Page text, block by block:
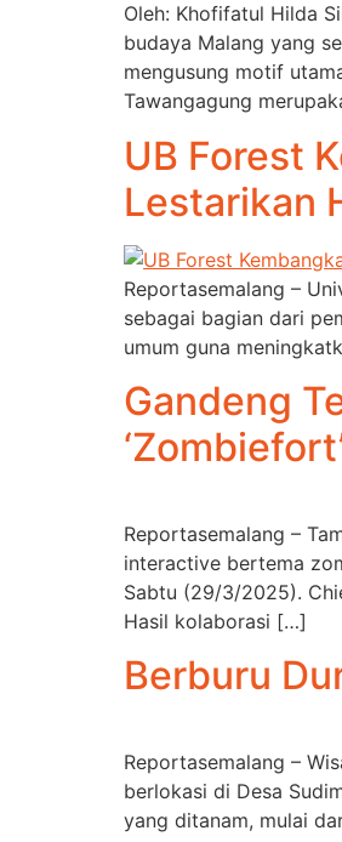
Oleh: Khofifatul Hilda
budaya Malang yang
mengusung motif
Tawangagung
UB Forest
Lestarikan
Reportasemalang –
sebagai bagian dari
umum guna
Gandeng
Reportasemalang –
interactive bertema
Sabtu (29/3/2025).
Hasil kolaborasi […]
Berburu
Reportasemalang –
berlokasi di Desa
yang ditanam, mulai